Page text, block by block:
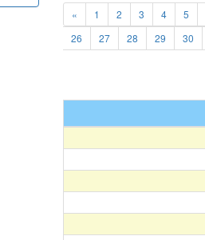
« 1 2 3 4 5
26
27 28 29 30